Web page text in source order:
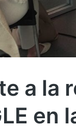
a
en